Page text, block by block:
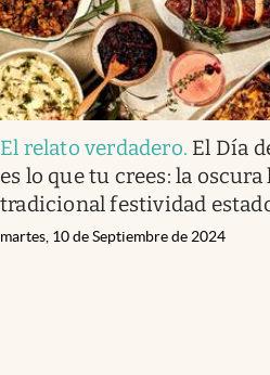
El relato verdadero. El Día
es lo que tu crees: la
tradicional festividad
martes, 10 de Septiembre de 2024